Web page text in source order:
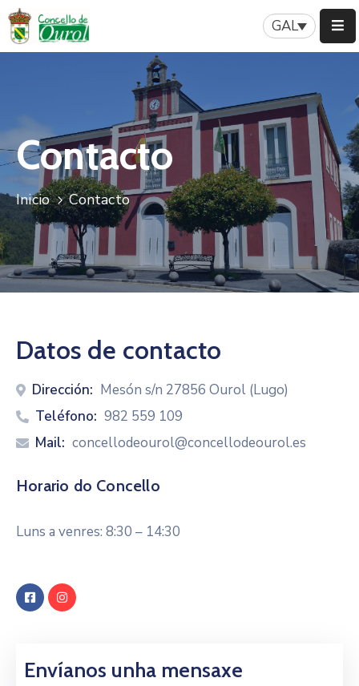
GAL
Servizos
Patrimonio
Nosa
Historia
Turismo
Contacto
Contacto
Inicio Contacto
Datos de contacto
Dirección: Mesón s/n 27856 Ourol (Lugo)
Teléfono: 982 559 109
Mail: concellodeourol@concellodeourol.es
Horario do Concello
Luns a venres: 8:30 – 14:30
Envíanos unha mensaxe